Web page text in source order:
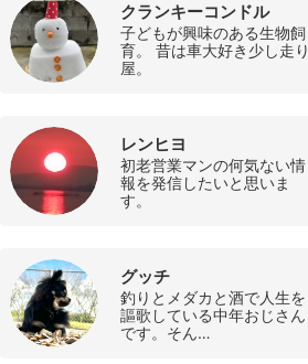
クランキーコンドル
子どもが興味のある生物飼
育。 昔は車大好き少し走り
屋。
レンヒヨ
初老営業マンの何気ない情
報を発信したいと思いま
す。
グッチ
釣りとメダカと酒で人生を
謳歌している中年おじさん
です。そん…